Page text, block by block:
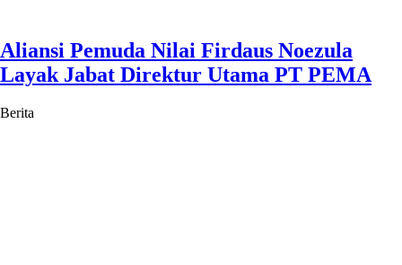
Aliansi Pemuda Nilai Firdaus Noezula
Layak Jabat Direktur Utama PT PEMA
Berita